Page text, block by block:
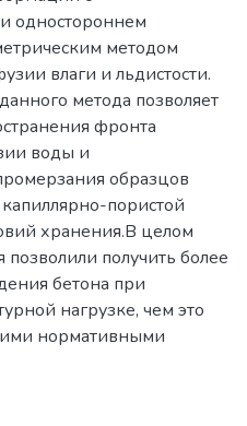
одностороннем
методом
влаги и льдистости.
метода позволяет
фронта
воды и
образцов
пористой
хранения.В целом
получить более
бетона при
нагрузке, чем это
нормативными